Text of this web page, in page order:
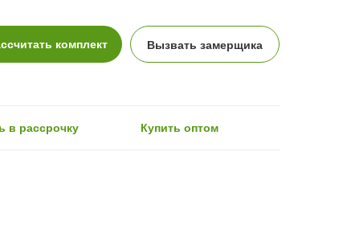
комплект Вызвать замерщика
в рассрочку Купить оптом